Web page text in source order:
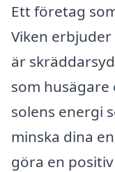
Ett företag
Viken
är
som
solens energi
minska dina
göra en